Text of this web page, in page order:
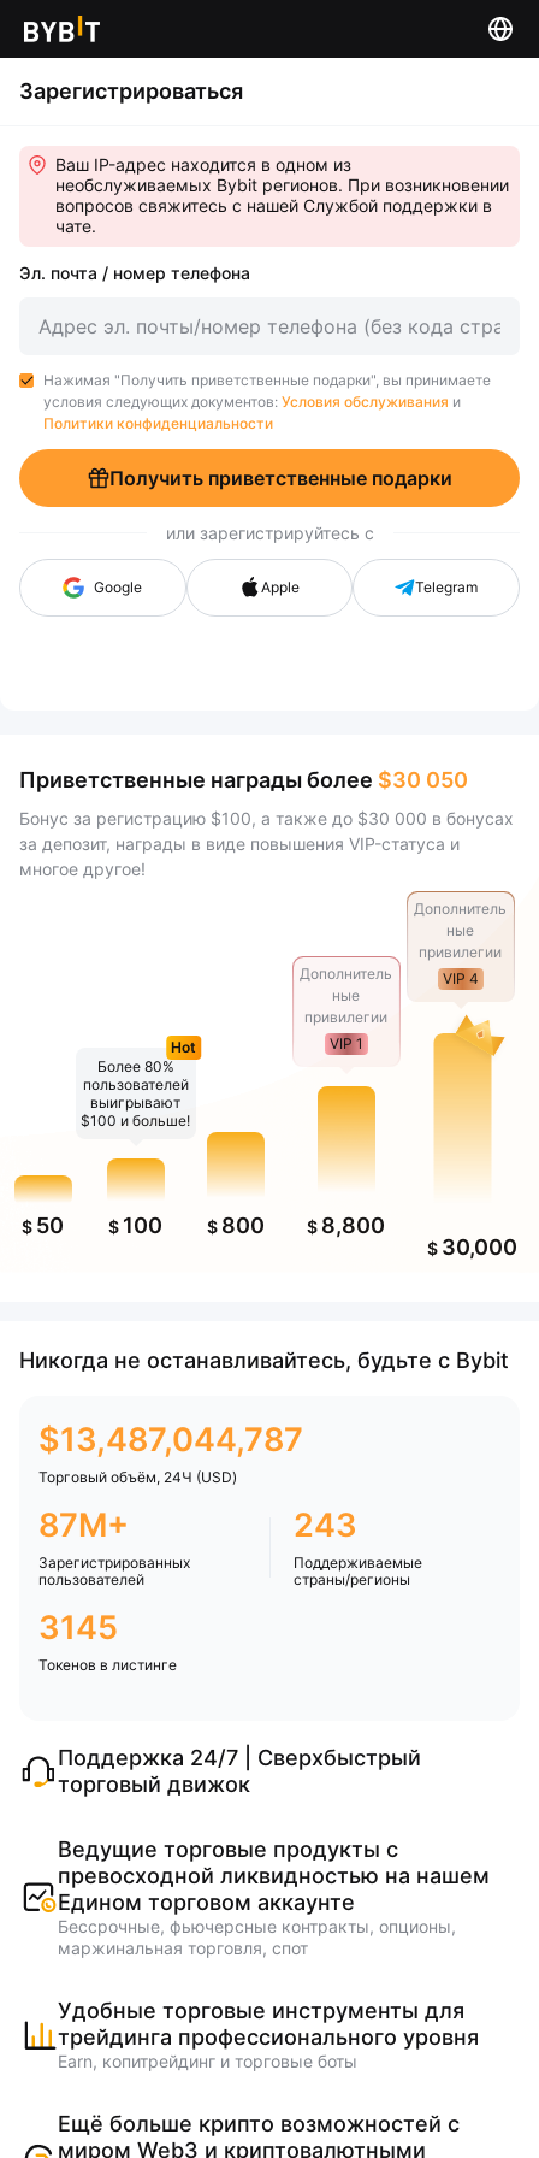
Зарегистрироваться
Ваш IP-адрес находится в одном из
необслуживаемых Bybit регионов. При возникновении
вопросов свяжитесь с нашей Службой поддержки в
чате.
Эл. почта / номер телефона
Нажимая "Получить приветственные подарки", вы принимаете
условия следующих документов: Условия обслуживания и
Политики конфиденциальности
Получить приветственные подарки
или зарегистрируйтесь с
Google Apple Telegram
Приветственные награды более $30 050
Бонус за регистрацию $100, а также до $30 000 в бонусах
за депозит, награды в виде повышения VIP-статуса и
многое другое!
$ 50
Более 80%
пользователей
выигрывают
$100 и больше!
Hot
$ 100 $ 800
Дополнитель
ные
привилегии
VIP 1
$ 8,800
Дополнитель
ные
привилегии
VIP 4
$ 30,000
Никогда не останавливайтесь, будьте с Bybit
$13,487,044,787
Торговый объём, 24Ч (USD)
87M+
Зарегистрированных
пользователей
243
Поддерживаемые
страны/регионы
3145
Токенов в листинге
Поддержка 24/7 | Сверхбыстрый
торговый движок
Ведущие торговые продукты с
превосходной ликвидностью на нашем
Едином торговом аккаунте
Бессрочные, фьючерсные контракты, опционы,
маржинальная торговля, спот
Удобные торговые инструменты для
трейдинга профессионального уровня
Earn, копитрейдинг и торговые боты
Ещё больше крипто возможностей с
миром Web3 и криптовалютными